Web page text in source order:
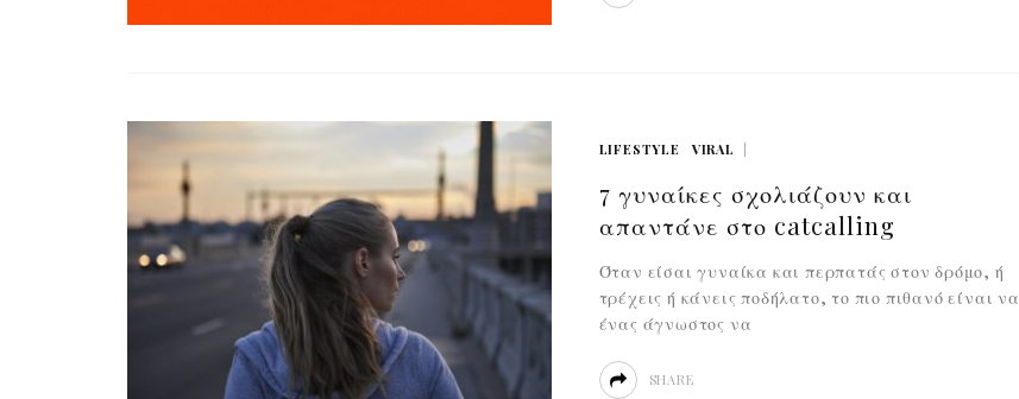
LIFESTYLE VIRAL
7 γυναίκες σχολιάζουν και
απαντάνε στο catcalling
Όταν είσαι γυναίκα και περπατάς στον δρόμο, ή
τρέχεις ή κάνεις ποδήλατο, το πιο πιθανό είναι να
ένας άγνωστος να
SHARE